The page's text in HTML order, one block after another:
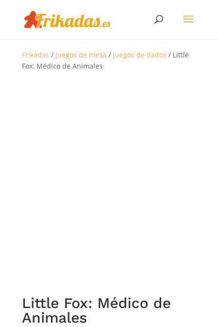
Frikadas / Juegos de mesa / Juegos de dados / Little
Fox: Médico de Animales
Little Fox: Médico de
Animales